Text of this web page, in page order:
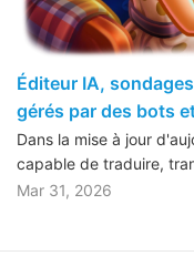
Éditeur IA,
gérés par des bots
Dans la mise à jour
capable de traduire,
Mar 31, 2026